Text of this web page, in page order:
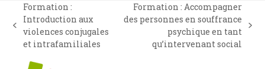
previous
post:
Formation :
Introduction aux
violences conjugales
et intrafamiliales
Formation : Accompagner
des personnes en souffrance
psychique en tant
qu’intervenant social